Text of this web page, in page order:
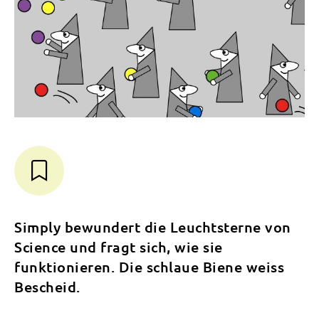
Simply bewundert die Leuchtsterne von
Science und fragt sich, wie sie
funktionieren. Die schlaue Biene weiss
Bescheid.